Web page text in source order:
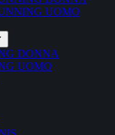
UOMO
DONNA
UOMO